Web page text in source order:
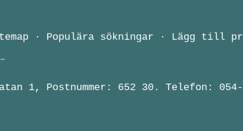
· Populära sökningar · Lägg till
1, Postnummer: 652 30. Telefon: